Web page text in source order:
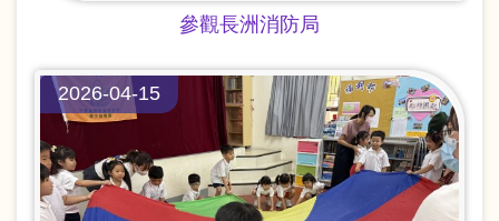
參觀長洲消防局
2026-04-15